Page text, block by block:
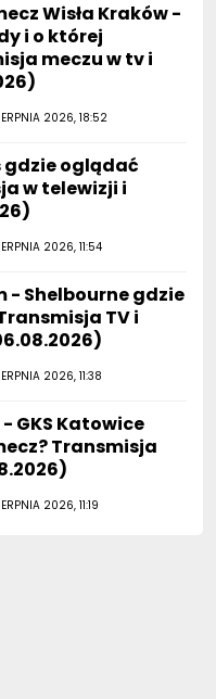
Wisła Kraków -
i o której
meczu w tv i
2026, 18:52
gdzie oglądać
w telewizji i
2026, 11:54
- Shelbourne gdzie
TV i
2026, 11:38
GKS Katowice
Transmisja
2026, 11:19